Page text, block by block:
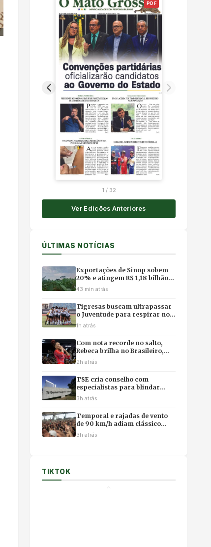
PDF
1 / 32
Ver Edições Anteriores
ÚLTIMAS NOTÍCIAS
Exportações de Sinop sobem
20% e atingem R$ 1,18 bilhão
com impulso da soja e do milho
43 min atrás
Tigresas buscam ultrapassar
o Juventude para respirar no
campeonato
1h atrás
Com nota recorde no salto,
Rebeca brilha no Brasileiro,
mas poupa físico e abre mão
2h atrás
TSE cria conselho com
especialistas para blindar
eleições contra desinformação
3h atrás
Temporal e rajadas de vento
de 90 km/h adiam clássico
vovô do Brasileirão Feminino
3h atrás
TIKTOK